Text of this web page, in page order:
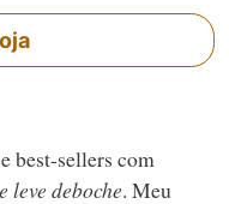
best-sellers com
leve deboche. Meu